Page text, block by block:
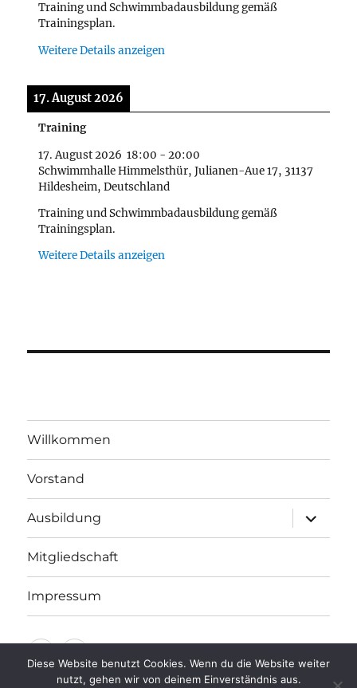
Training und Schwimmbadausbildung gemäß
Trainingsplan.
Weitere Details anzeigen
17. August 2026
Training
17. August 2026 18:00 -20:00
Schwimmhalle Himmelsthür, Julianen-Aue 17, 31137
Hildesheim, Deutschland
Training und Schwimmbadausbildung gemäß
Trainingsplan.
Weitere Details anzeigen
Willkommen
Vorstand
Ausbildung
öffnen
Mitgliedschaft
Impressum
Mail
Diese Website benutzt Cookies. Wenn du die Website weiter
nutzt, gehen wir von deinem Einverständnis aus.